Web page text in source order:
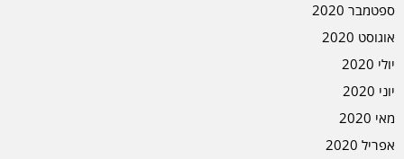
ספטמבר 2020
אוגוסט 2020
יולי 2020
יוני 2020
מאי 2020
אפריל 2020